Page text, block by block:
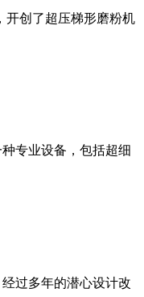
开创了超压梯形磨粉机
专业设备，包括超细
过多年的潜心设计改